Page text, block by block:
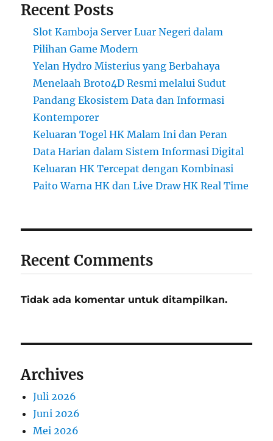
Recent Posts
Slot Kamboja Server Luar Negeri dalam
Pilihan Game Modern
Yelan Hydro Misterius yang Berbahaya
Menelaah Broto4D Resmi melalui Sudut
Pandang Ekosistem Data dan Informasi
Kontemporer
Keluaran Togel HK Malam Ini dan Peran
Data Harian dalam Sistem Informasi Digital
Keluaran HK Tercepat dengan Kombinasi
Paito Warna HK dan Live Draw HK Real Time
Recent Comments
Tidak ada komentar untuk ditampilkan.
Archives
Juli 2026
Juni 2026
Mei 2026